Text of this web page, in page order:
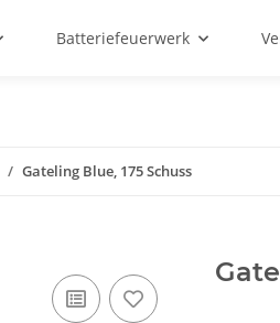
Batteriefeuerwerk
Gateling Blue, 175 Schuss